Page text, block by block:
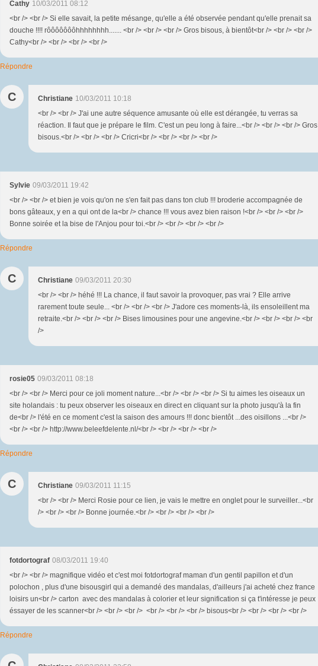
Cathy 10/03/2011 08:12
<br /> <br /> Si elle savait, la petite mésange, qu'elle a été observée pendant qu'elle prenait sa
douche !!!! rôôôôôôôhhhhhhhh....... <br /> <br /> <br /> Gros bisous, à bientôt<br /> <br /> <br />
Cathy<br /> <br /> <br /> <br />
Répondre
C Christiane 10/03/2011 10:18
<br /> <br /> J'ai une autre séquence amusante où elle est dérangée, tu verras sa
réaction. Il faut que je prépare le film. C'est un peu long à faire...<br /> <br /> <br /> Gros
bisous.<br /> <br /> <br /> Cricri<br /> <br /> <br /> <br />
Sylvie 09/03/2011 19:42
<br /> <br /> et bien je vois qu'on ne s'en fait pas dans ton club !!! broderie accompagnée de
bons gâteaux, y en a qui ont de la<br /> chance !!! vous avez bien raison !<br /> <br /> <br />
Bonne soirée et la bise de l'Anjou pour toi.<br /> <br /> <br /> <br />
Répondre
C Christiane 09/03/2011 20:30
<br /> <br /> héhé !!! La chance, il faut savoir la provoquer, pas vrai ? Elle arrive
rarement toute seule... <br /> <br /> <br /> J'adore ces moments-là, ils ensoleillent ma
retraite.<br /> <br /> <br /> Bises limousines pour une angevine.<br /> <br /> <br /> <br
/>
rosie05 09/03/2011 08:18
<br /> <br /> Merci pour ce joli moment nature...<br /> <br /> <br /> Si tu aimes les oiseaux un
site holandais : tu peux observer les oiseaux en direct en cliquant sur la photo jusqu'à la fin
de<br /> l'été en ce moment c'est la saison des amours !!! donc bientôt ...des oisillons ...<br />
<br /> <br /> http://www.beleefdelente.nl/<br /> <br /> <br /> <br />
Répondre
C Christiane 09/03/2011 11:15
<br /> <br /> Merci Rosie pour ce lien, je vais le mettre en onglet pour le surveiller...<br
/> <br /> <br /> Bonne journée.<br /> <br /> <br /> <br />
fotdortograf 08/03/2011 19:40
<br /> <br /> magnifique vidéo et c'est moi fotdortograf maman d'un gentil papillon et d'un
polochon , plus d'une bisousgirl qui a demandé des mandalas, d'ailleurs j'ai acheté chez france
loisirs un<br /> carton avec des mandalas à colorier et leur signification si ça t'intéresse je peux
éssayer de les scanner<br /> <br /> <br /> <br /> <br /> <br /> bisous<br /> <br /> <br /> <br />
Répondre